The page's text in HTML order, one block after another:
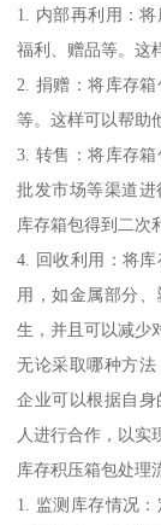
1. 内部再利用：
福利、赠品等。这
2. 捐赠：将库存
等。这样可以帮助
3. 转售：将库存
批发市场等渠道
库存箱包得到二次
4. 回收利用：将
用，如金属部分
生，并且可以减少
无论采取哪种方法
企业可以根据自
人进行合作，以实
库存积压箱包处理
1. 监测库存情况